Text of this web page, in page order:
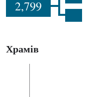
2,799
Храмів